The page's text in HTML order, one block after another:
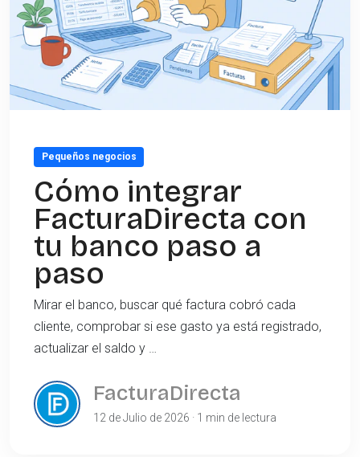
Pequeños negocios
Cómo integrar
FacturaDirecta con
tu banco paso a
paso
Mirar el banco, buscar qué factura cobró cada
cliente, comprobar si ese gasto ya está registrado,
actualizar el saldo y …
FacturaDirecta
12 de Julio de 2026 · 1 min de lectura